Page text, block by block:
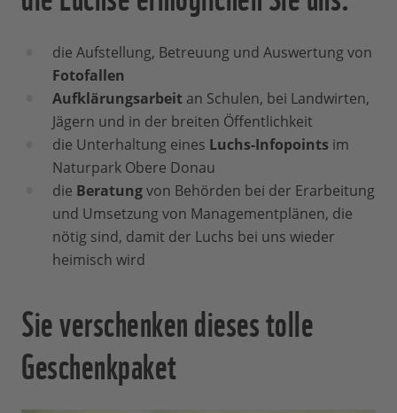
die Aufstellung, Betreuung und Auswertung von
Fotofallen
Aufklärungsarbeit an Schulen, bei Landwirten,
Jägern und in der breiten Öffentlichkeit
die Unterhaltung eines Luchs-Infopoints im
Naturpark Obere Donau
die Beratungvon Behörden bei der Erarbeitung
und Umsetzung von Managementplänen, die
nötig sind, damit der Luchs bei uns wieder
heimisch wird
Sie verschenken dieses tolle
Geschenkpaket